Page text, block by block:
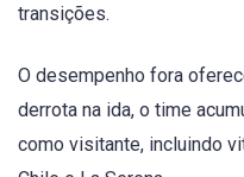
transições.
O desempenho fora
derrota na ida, o time
como visitante, incluindo